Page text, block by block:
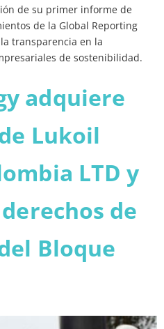
de su primer informe de
de la Global Reporting
transparencia en la
de sostenibilidad.
adquiere
Lukoil
LTD y
de
Bloque